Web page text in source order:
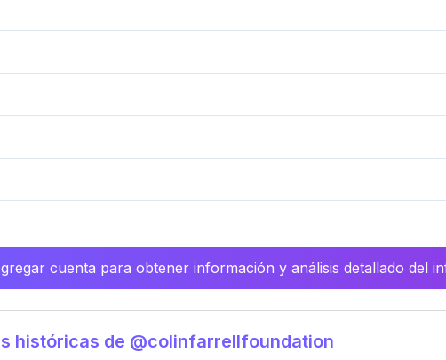
cuenta para obtener información y análisis detallado del
históricas de @colinfarrellfoundation